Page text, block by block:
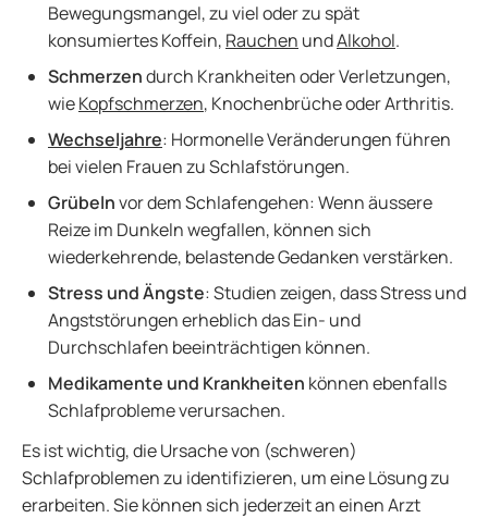
Bewegungsmangel, zu viel oder zu spät
konsumiertes Koffein, Rauchen undAlkohol.
Schmerzendurch Krankheiten oder Verletzungen,
wieKopfschmerzen, Knochenbrüche oder Arthritis.
Wechseljahre: Hormonelle Veränderungen führen
bei vielen Frauen zu Schlafstörungen.
Grübelnvor dem Schlafengehen: Wenn äussere
Reize im Dunkeln wegfallen, können sich
wiederkehrende, belastende Gedanken verstärken.
Stress und Ängste: Studien zeigen, dass Stress und
Angststörungen erheblich das Ein- und
Durchschlafen beeinträchtigen können.
Medikamente und Krankheiten können ebenfalls
Schlafprobleme verursachen.
Es ist wichtig, die Ursache von (schweren)
Schlafproblemen zu identifizieren, um eine Lösung zu
erarbeiten. Sie können sich jederzeit an einen Arzt